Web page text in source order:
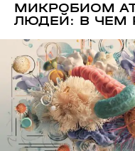
МИКРОБИОМ
ЛЮДЕЙ: В ЧЕМ